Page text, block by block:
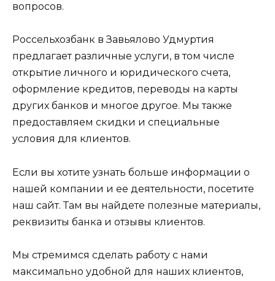
вопросов.
Россельхозбанк в Завьялово Удмуртия
предлагает различные услуги, в том числе
открытие личного и юридического счета,
оформление кредитов, переводы на карты
других банков и многое другое. Мы также
предоставляем скидки и специальные
условия для клиентов.
Если вы хотите узнать больше информации о
нашей компании и ее деятельности, посетите
наш сайт. Там вы найдете полезные материалы,
реквизиты банка и отзывы клиентов.
Мы стремимся сделать работу с нами
максимально удобной для наших клиентов,